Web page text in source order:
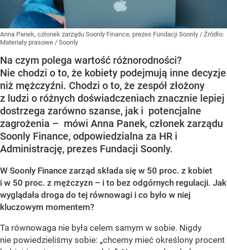
Anna Panek, członek zarządu Soonly Finance, prezes Fundacji Soonly / Źródło:
Materiały prasowe / Soonly
Na czym polega wartość różnorodności?
Nie chodzi o to, że kobiety podejmują inne decyzje
niż mężczyźni. Chodzi o to, że zespół złożony
z ludzi o różnych doświadczeniach znacznie lepiej
dostrzega zarówno szanse, jak i potencjalne
zagrożenia – mówi Anna Panek, członek zarządu
Soonly Finance, odpowiedzialna za HR i
Administrację, prezes Fundacji Soonly.
W Soonly Finance zarząd składa się w 50 proc. z kobiet
i w 50 proc. z mężczyzn – i to bez odgórnych regulacji. Jak
wyglądała droga do tej równowagi i co było w niej
kluczowym momentem?
Ta równowaga nie była celem samym w sobie. Nigdy
nie powiedzieliśmy sobie: „chcemy mieć określony procent